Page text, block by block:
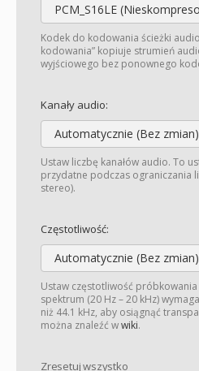
PCM_S16LE
Kodek do kodowania ścieżki
kodowania” kopiuje strumień
wyjściowego bez ponownego
Kanały audio:
Automatycznie (Bez zmian)
Ustaw liczbę kanałów audio. To
przydatne podczas ograniczania
stereo).
Częstotliwość:
Automatycznie (Bez zmian)
Ustaw częstotliwość próbkowania
spektrum (20 Hz – 20 kHz)
niż 44.1 kHz, aby osiągnąć
można znaleźć wwiki.
Zresetuj wszystko